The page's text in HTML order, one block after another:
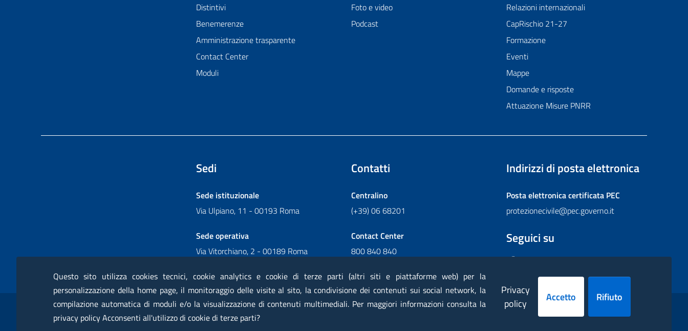
Distintivi
Benemerenze
Amministrazione trasparente
Contact Center
Moduli
Foto e video
Podcast
Relazioni internazionali
CapRischio 21-27
Formazione
Eventi
Mappe
Domande e risposte
Attuazione Misure PNRR
Sedi
Sede istituzionale
Via Ulpiano, 11 - 00193 Roma
Sede operativa
Via Vitorchiano, 2 - 00189 Roma
Contatti
Centralino
(+39) 06 68201
Contact Center
800 840 840
Indirizzi di posta elettronica
Posta elettronica certificataPEC
protezionecivile@pec.governo.it
Seguici su
FacebookInstagram
TwitterYouTubeFlickr
Sezione Link Utili
RSS Glossario Servizi online Moduli Posta elettronica certificata PEC Dichiarazione di accessibilità
Questo sito utilizza cookies tecnici, cookie analytics e cookie di terze parti (altri siti e piattaforme web) per la
personalizzazione della home page, il monitoraggio delle visite al sito, la condivisione dei contenuti sui social network, la
compilazione automatica di moduli e/o la visualizzazione di contenuti multimediali. Per maggiori informazioni consulta la
privacy policy Acconsenti all'utilizzo di cookie di terze parti?
Privacy
policy
Accetto Rifiuto